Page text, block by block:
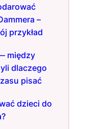
–
przykład
między
dlaczego
pisać
dzieci do